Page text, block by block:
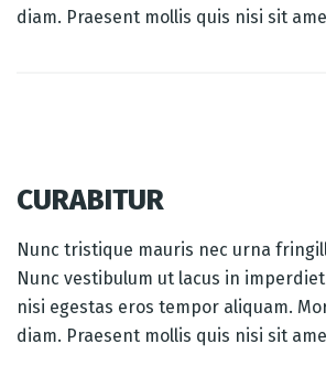
diam. Praesent mollis quis nisi sit
CURABITUR
Nunc tristique mauris nec urna
Nunc vestibulum ut lacus in
nisi egestas eros tempor aliquam.
diam. Praesent mollis quis nisi sit